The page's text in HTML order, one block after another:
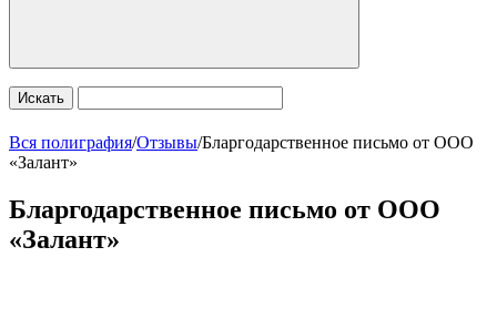
Искать
Вся полиграфия/Отзывы/Бларгодарственное письмо от ООО
«Залант»
Бларгодарственное письмо от ООО
«Залант»